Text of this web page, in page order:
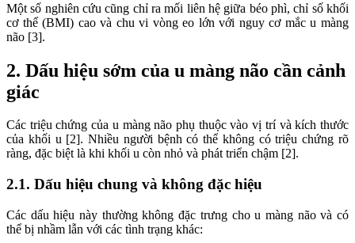
Một số nghiên cứu cũng chỉ ra mối liên hệ giữa béo phì, chỉ số khối
cơ thể (BMI) cao và chu vi vòng eo lớn với nguy cơ mắc u màng
não [3].
2. Dấu hiệu sớm của u màng não cần cảnh
giác
Các triệu chứng của u màng não phụ thuộc vào vị trí và kích thước
của khối u [2]. Nhiều người bệnh có thể không có triệu chứng rõ
ràng, đặc biệt là khi khối u còn nhỏ và phát triển chậm [2].
2.1. Dấu hiệu chung và không đặc hiệu
Các dấu hiệu này thường không đặc trưng cho u màng não và có
thể bị nhầm lẫn với các tình trạng khác: